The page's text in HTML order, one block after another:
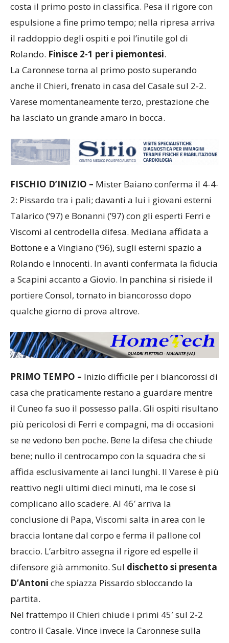
costa il primo posto in classifica. Pesa il rigore con
espulsione a fine primo tempo; nella ripresa arriva
il raddoppio degli ospiti e poi l’inutile gol di
Rolando. Finisce 2-1 per i piemontesi.
La Caronnese torna al primo posto superando
anche il Chieri, frenato in casa del Casale sul 2-2.
Varese momentaneamente terzo, prestazione che
ha lasciato un grande amaro in bocca.
2: Pissardo tra i pali; davanti a lui i giovani esterni
Talarico (’97) e Bonanni (’97) con gli esperti Ferri e
Bottone e a Vingiano (’96), sugli esterni spazio a
a Scapini accanto a Giovio. In panchina si risiede il
portiere Consol, tornato in biancorosso dopo
qualche giorno di prova altrove.
PRIMO TEMPO –Inizio difficile per i biancorossi di
casa che praticamente restano a guardare mentre
il Cuneo fa suo il possesso palla. Gli ospiti risultano
più pericolosi di Ferri e compagni, ma di occasioni
se ne vedono ben poche. Bene la difesa che chiude
bene; nullo il centrocampo con la squadra che si
affida esclusivamente ai lanci lunghi. Il Varese è più
reattivo negli ultimi dieci minuti, ma le cose si
complicano allo scadere. Al 46′ arriva la
conclusione di Papa, Viscomi salta in area con le
braccia lontane dal corpo e ferma il pallone col
braccio. L’arbitro assegna il rigore ed espelle il
difensore già ammonito. Suldischetto si presenta
D’Antoni
partita.
Nel frattempo il Chieri chiude i primi 45′ sul 2-2